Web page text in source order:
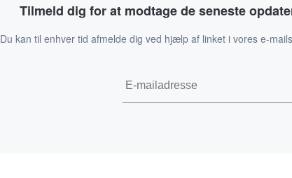
Tilmeld dig for at modtage de seneste
Du kan til enhver tid afmelde dig ved hjælp af linket i vores e-